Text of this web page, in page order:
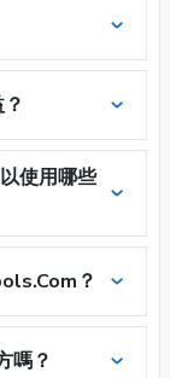
使用哪些
？
嗎？